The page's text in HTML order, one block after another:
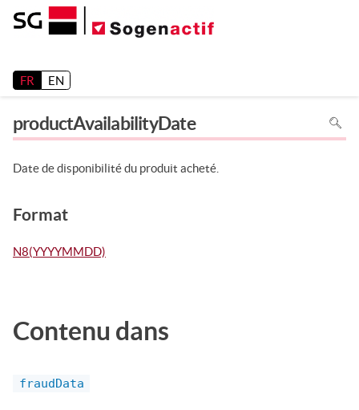
FR EN
productAvailabilityDate
Pour
la
Date de disponibilité du produit acheté.
Format
N8(YYYYMMDD)
Contenu dans
fraudData